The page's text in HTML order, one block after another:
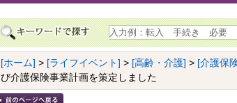
[ホーム] > [ライフイベント] > [高齢・介護] > [介護保
び介護保険事業計画を策定しました